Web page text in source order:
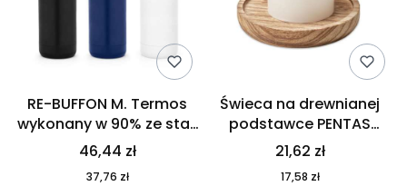
RE-BUFFON M. Termos
wykonany w 90% ze stali
nierdzewnej
pochodzącej z
recyklingu 520 ml 94294
46,44 zł
37,76 zł
Świeca na drewnianej
podstawce PENTAS
MO6282-40
21,62 zł
17,58 zł